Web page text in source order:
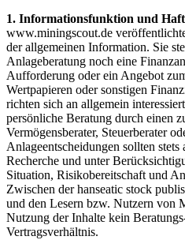
1. Informationsfunktion und
www.miningscout.de
der allgemeinen Information. Sie
Anlageberatung noch eine
Aufforderung oder ein Angebot
Wertpapieren oder sonstigen
richten sich an allgemein
persönliche Beratung durch einen
Vermögensberater, Steuerberater
Anlageentscheidungen sollten
Recherche und unter
Situation, Risikobereitschaft und
Zwischen der hanseatic stock
und den Lesern bzw. Nutzern von
Nutzung der Inhalte kein
Vertragsverhältnis.